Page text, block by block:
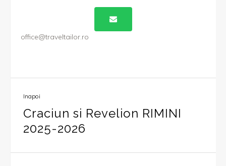
office@traveltailor.ro
Inapoi
Craciun si Revelion RIMINI
2025-2026